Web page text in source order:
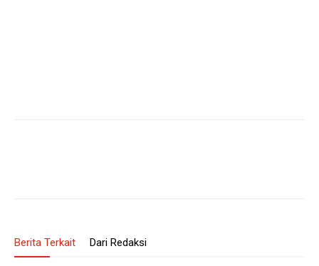
Berita Terkait Dari Redaksi